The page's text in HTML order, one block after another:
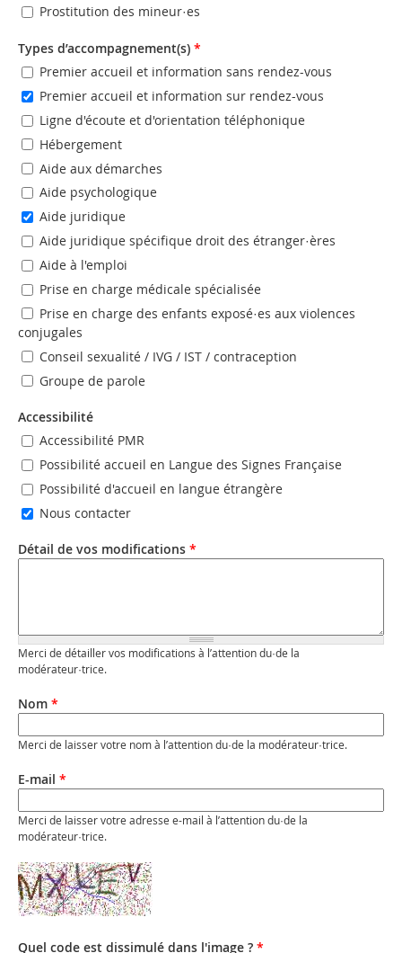
Prostitution des mineur·es
Types d’accompagnement(s) *
Premier accueil et information sans rendez-vous
Premier accueil et information sur rendez-vous
Ligne d'écoute et d'orientation téléphonique
Hébergement
Aide aux démarches
Aide psychologique
Aide juridique
Aide juridique spécifique droit des étranger·ères
Aide à l'emploi
Prise en charge médicale spécialisée
Prise en charge des enfants exposé·es aux violences
conjugales
Conseil sexualité / IVG / IST / contraception
Groupe de parole
Accessibilité
Accessibilité PMR
Possibilité accueil en Langue des Signes Française
Possibilité d'accueil en langue étrangère
Nous contacter
Détail de vos modifications *
Merci de détailler vos modifications à l’attention du·de la
modérateur·trice.
Nom *
Merci de laisser votre nom à l’attention du·de la modérateur·trice.
E-mail *
Merci de laisser votre adresse e-mail à l’attention du·de la
modérateur·trice.
Quel code est dissimulé dans l'image ? *